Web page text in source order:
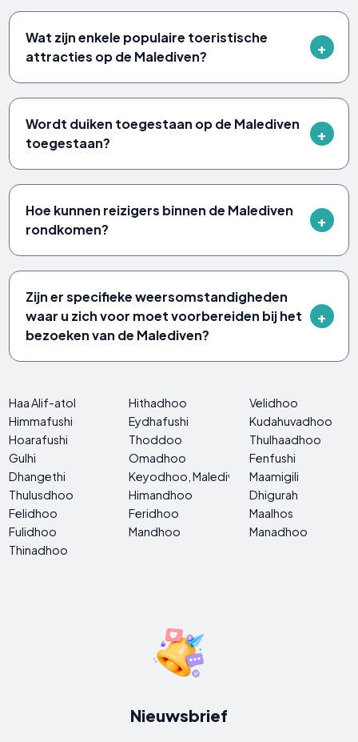
Wat zijn enkele populaire toeristische
attracties op de Malediven?
Wordt duiken toegestaan ​​op de Malediven
toegestaan?
Hoe kunnen reizigers binnen de Malediven
rondkomen?
Zijn er specifieke weersomstandigheden
waar u zich voor moet voorbereiden bij het
bezoeken van de Malediven?
Haa Alif-atol Hithadhoo
Velidhoo
Himmafushi
Eydhafushi
Kudahuvadhoo
Hoarafushi
Thoddoo
Thulhaadhoo
Gulhi
Omadhoo
Fenfushi
Dhangethi
Keyodhoo, Malediven
Maamigili
Thulusdhoo
Himandhoo
Dhigurah
Felidhoo
Feridhoo
Maalhos
Fulidhoo
Mandhoo
Manadhoo
Thinadhoo
Nieuwsbrief